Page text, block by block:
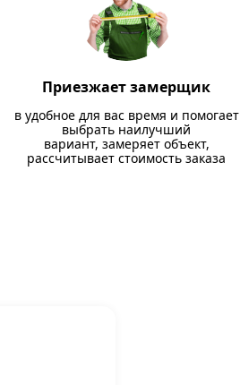
Приезжает замерщик
в удобное для вас время и помогает
выбрать наилучший
вариант, замеряет объект,
рассчитывает стоимость заказа